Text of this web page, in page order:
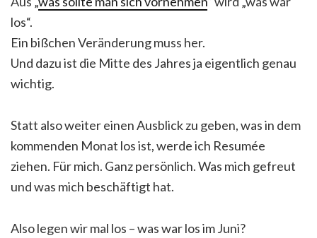
los“.
Ein bißchen Veränderung muss her.
Und dazu ist die Mitte des Jahres ja eigentlich genau
wichtig.
Statt also weiter einen Ausblick zu geben, was in dem
kommenden Monat los ist, werde ich Resumée
ziehen. Für mich. Ganz persönlich. Was mich gefreut
und was mich beschäftigt hat.
Also legen wir mal los – was war los im Juni?